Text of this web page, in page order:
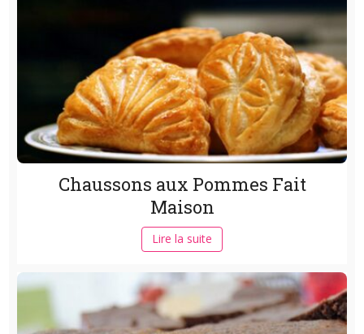
Chaussons aux Pommes Fait
Maison
Lire la suite